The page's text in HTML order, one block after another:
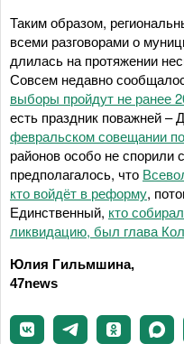
Таким образом,
всеми разговорами о
длилась на протяжении
Совсем недавно
выборы пройдут не ранее
есть праздник поважней –
февральском совещании
районов особо не спорили
предполагалось, что
кто войдёт в реформу,
Единственный, кто
ликвидацию, был глава
Юлия Гильмшина,
47news